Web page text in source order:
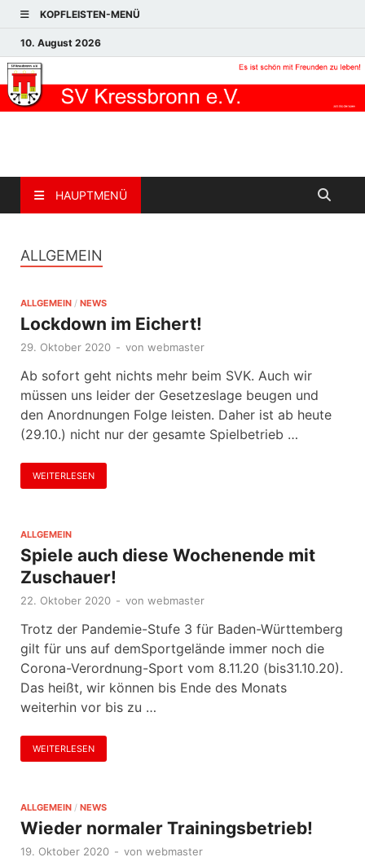
KOPFLEISTEN-MENÜ
10. August 2026
HAUPTMENÜ
ALLGEMEIN
ALLGEMEIN / NEWS
Lockdown im Eichert!
29. Oktober 2020 - von webmaster
Ab sofort geht nichts mehr beim SVK. Auch wir
müssen uns leider der Gesetzeslage beugen und
den Anordnungen Folge leisten. Daher ist ab heute
(29.10.) nicht nur der gesamte Spielbetrieb …
WEITERLESEN
ALLGEMEIN
Spiele auch diese Wochenende mit
Zuschauer!
22. Oktober 2020 - von webmaster
Trotz der Pandemie-Stufe 3 für Baden-Württemberg
gilt für uns auf demSportgelände immer noch die
Corona-Verordnung-Sport vom 8.11.20 (bis31.10.20).
Das heißt, wir können bis Ende des Monats
weiterhin vor bis zu …
WEITERLESEN
ALLGEMEIN / NEWS
Wieder normaler Trainingsbetrieb!
19. Oktober 2020 - von webmaster